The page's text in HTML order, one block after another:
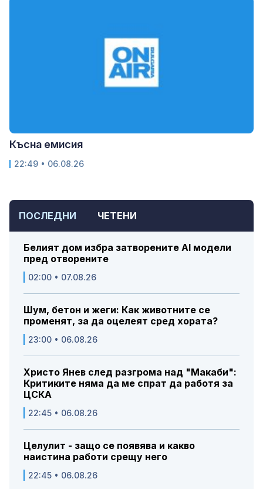
ПОСЛЕДНИ ЧЕТЕНИ
Белият дом избра затворените AI модели
пред отворените
02:00 • 07.08.26
Шум, бетон и жеги: Как животните се
променят, за да оцелеят сред хората?
23:00 • 06.08.26
Христо Янев след разгрома над "Макаби":
Критиките няма да ме спрат да работя за
ЦСКА
22:45 • 06.08.26
Целулит - защо се появява и какво
наистина работи срещу него
22:45 • 06.08.26
Късна емисия
22:49 • 06.08.26